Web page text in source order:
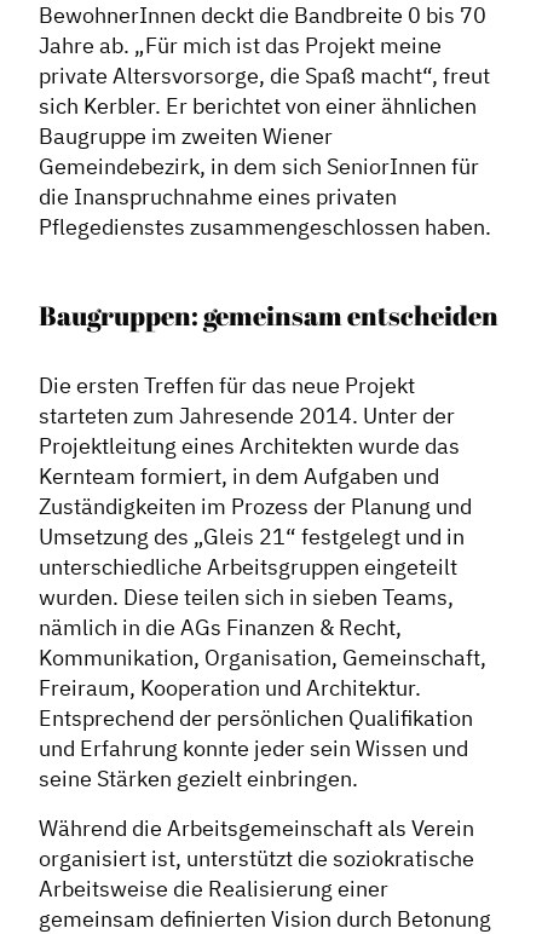
BewohnerInnen deckt die Bandbreite 0 bis 70
Jahre ab. „Für mich ist das Projekt meine
private Altersvorsorge, die Spaß macht“, freut
sich Kerbler. Er berichtet von einer ähnlichen
Baugruppe im zweiten Wiener
Gemeindebezirk, in dem sich SeniorInnen für
die Inanspruchnahme eines privaten
Pflegedienstes zusammengeschlossen haben.
Baugruppen: gemeinsam entscheiden
Die ersten Treffen für das neue Projekt
starteten zum Jahresende 2014. Unter der
Projektleitung eines Architekten wurde das
Kernteam formiert, in dem Aufgaben und
Zuständigkeiten im Prozess der Planung und
Umsetzung des „Gleis 21“ festgelegt und in
unterschiedliche Arbeitsgruppen eingeteilt
wurden. Diese teilen sich in sieben Teams,
nämlich in die AGs Finanzen & Recht,
Kommunikation, Organisation, Gemeinschaft,
Freiraum, Kooperation und Architektur.
Entsprechend der persönlichen Qualifikation
und Erfahrung konnte jeder sein Wissen und
seine Stärken gezielt einbringen.
Während die Arbeitsgemeinschaft als Verein
organisiert ist, unterstützt die soziokratische
Arbeitsweise die Realisierung einer
gemeinsam definierten Vision durch Betonung